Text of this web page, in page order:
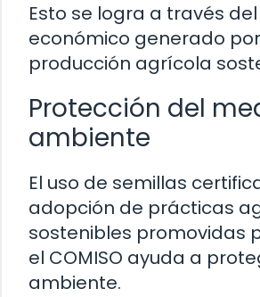
Esto se logra a través
económico generado
producción agrícola
Protección del
ambiente
El uso de semillas
adopción de prácticas
sostenibles promovidas
el COMISO ayuda a
ambiente.